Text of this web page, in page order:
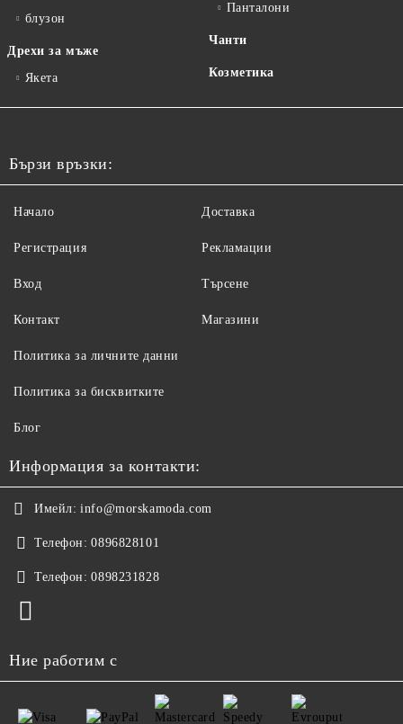
блузон
Дрехи за мъже
Якета
Панталони
Чанти
Козметика
Бързи връзки:
Начало
Регистрация
Вход
Контакт
Доставка
Рекламации
Търсене
Магазини
Политика за личните данни
Политика за бисквитките
Блог
Информация за контакти:
Имейл: info@morskamoda.com
Телефон: 0896828101
Телефон: 0898231828
Ние работим с